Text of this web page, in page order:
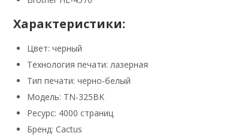
Характеристики:
Цвет: черный
Технология печати: лазерная
Тип печати: черно-белый
Модель: TN-325BK
Ресурс: 4000 страниц
Бренд: Cactus